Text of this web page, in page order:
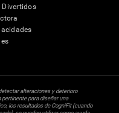
alteraciones y deterioro
para diseñar una
los resultados de CogniFit (cuando